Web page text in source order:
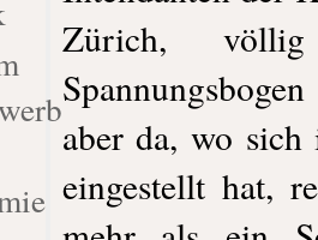
Zürich,
aber da, wo sich
eingestellt hat,